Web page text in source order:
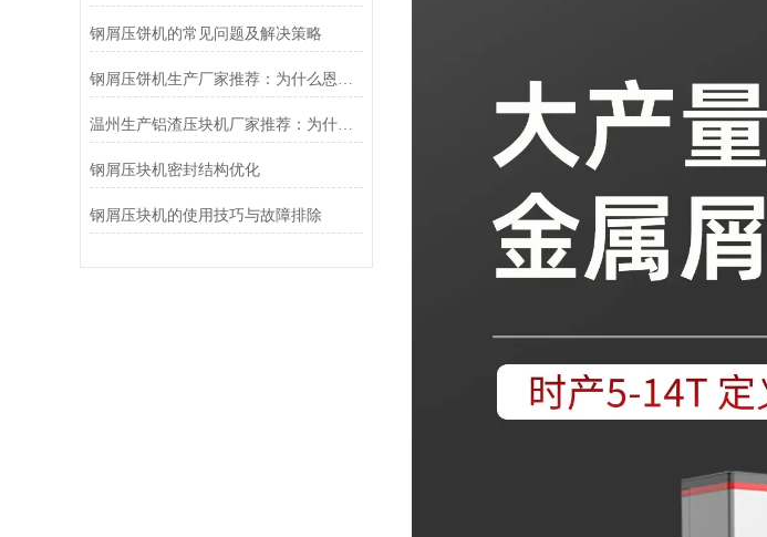
钢屑压饼机的常见问题及解决策略
钢屑压饼机生产厂家推荐：为什么恩派特是您值得信赖的选择？
温州生产铝渣压块机厂家推荐：为什么恩派特值得信赖？
钢屑压块机密封结构优化
钢屑压块机的使用技巧与故障排除